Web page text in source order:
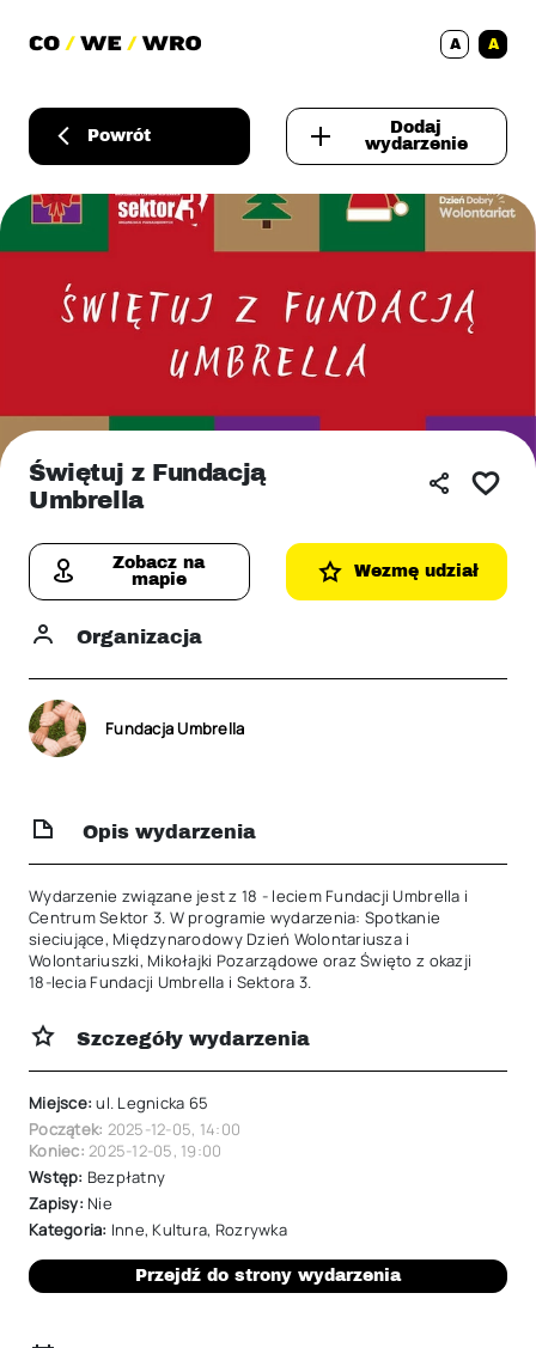
A A
Powrót
Dodaj
wydarzenie
Świętuj z Fundacją
Umbrella
Zobacz na
mapie
Wezmę udział
Organizacja
Fundacja Umbrella
Opis wydarzenia
Wydarzenie związane jest z 18 - leciem Fundacji Umbrella i
Centrum Sektor 3. W programie wydarzenia: Spotkanie
sieciujące, Międzynarodowy Dzień Wolontariusza i
Wolontariuszki, Mikołajki Pozarządowe oraz Święto z okazji
18-lecia Fundacji Umbrella i Sektora 3.
Szczegóły wydarzenia
Miejsce:ul. Legnicka 65
Początek: 2025-12-05, 14:00
Koniec:2025-12-05, 19:00
Wstęp: Bezpłatny
Zapisy: Nie
Kategoria: Inne, Kultura, Rozrywka
Przejdź do strony wydarzenia